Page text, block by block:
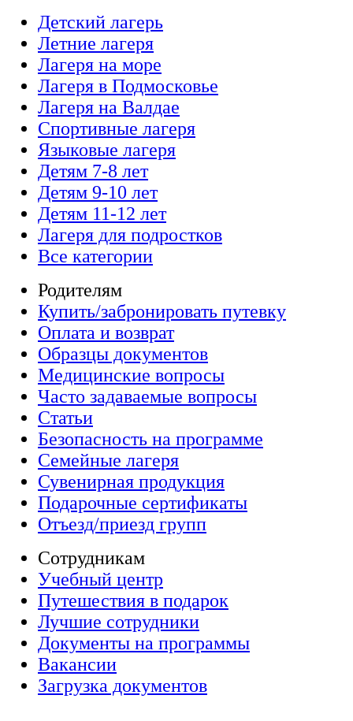
Детский лагерь
Летние лагеря
Лагеря на море
Лагеря в Подмосковье
Лагеря на Валдае
Спортивные лагеря
Языковые лагеря
Детям 7-8 лет
Детям 9-10 лет
Детям 11-12 лет
Лагеря для подростков
Все категории
Родителям
Купить/забронировать путевку
Оплата и возврат
Образцы документов
Медицинские вопросы
Часто задаваемые вопросы
Статьи
Безопасность на программе
Семейные лагеря
Сувенирная продукция
Подарочные сертификаты
Отъезд/приезд групп
Сотрудникам
Учебный центр
Путешествия в подарок
Лучшие сотрудники
Документы на программы
Вакансии
Загрузка документов